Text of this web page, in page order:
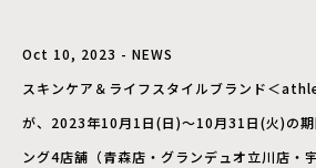
Oct 10, 2023 - NEWS
スキンケア＆ライフスタイルブランド＜
が、2023年10月1日(日)～10月31日(火)の期
ング4店舗（青森店・グランデュオ立川店・